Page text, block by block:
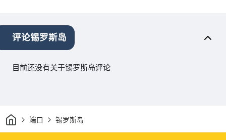
评论锡罗斯岛
目前还没有关于锡罗斯岛评论
家 端口 锡罗斯岛